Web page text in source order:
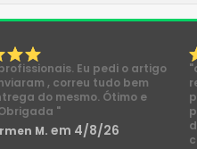
Eu pedi o artigo
, correu tudo bem
do mesmo. Ótimo e
"
M. em 4/8/26